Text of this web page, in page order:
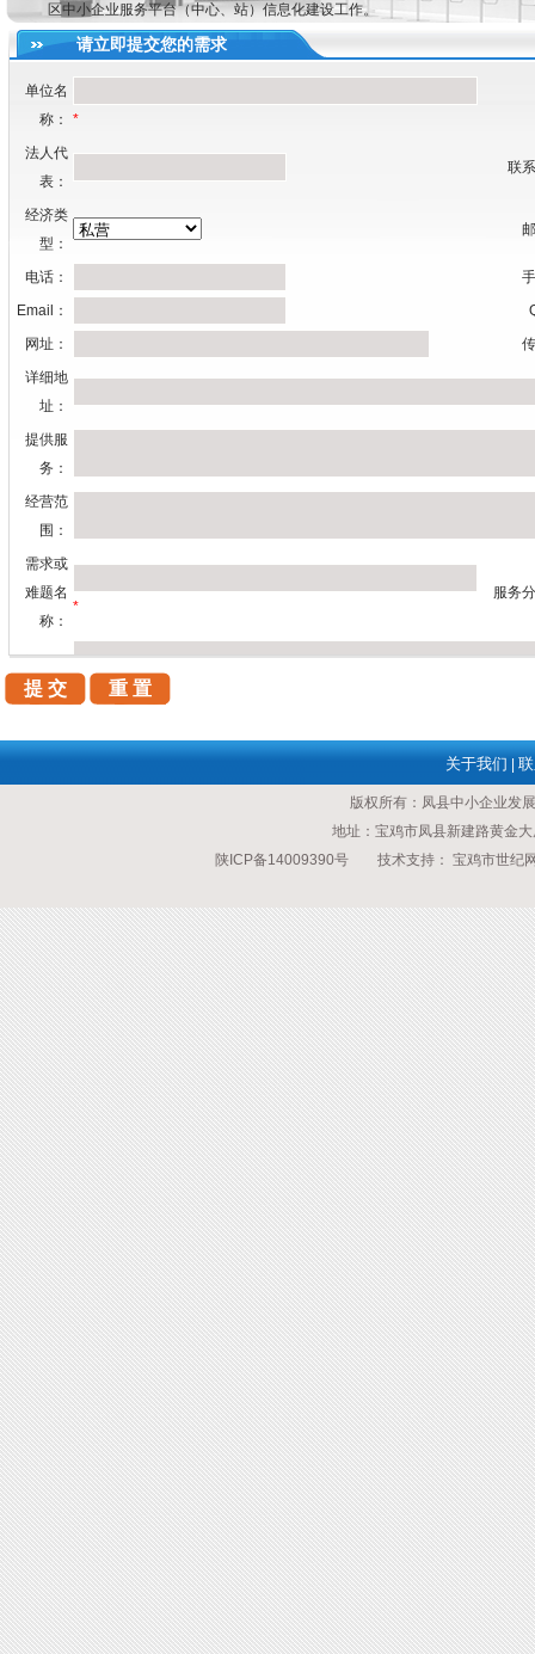
区中小企业服务平台（中心、站）信息化建设工作。
请立即提交您的需求
单位名
称：
*
法人代
表：
联
经济类
型：
电话：
Email：
网址：
详细地
址：
提供服
务：
经营范
围：
需求或
难题名
称：
*
服务
述：
备注说
(填写前先点击验证码图刷新验证码！)
关于我们
版权所有：凤县中小企业
地址：宝鸡市凤县新建路黄
陕ICP备14009390号 技术支持： 宝鸡市世纪